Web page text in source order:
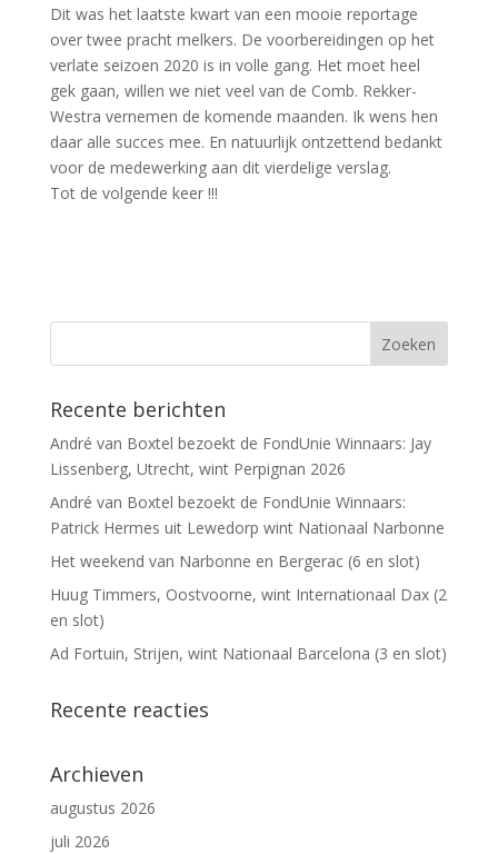
Dit was het laatste kwart van een mooie reportage
over twee pracht melkers. De voorbereidingen op het
verlate seizoen 2020 is in volle gang. Het moet heel
gek gaan, willen we niet veel van de Comb. Rekker-
Westra vernemen de komende maanden. Ik wens hen
daar alle succes mee. En natuurlijk ontzettend bedankt
voor de medewerking aan dit vierdelige verslag.
Tot de volgende keer !!!
Recente berichten
André van Boxtel bezoekt de FondUnie Winnaars: Jay
Lissenberg, Utrecht, wint Perpignan 2026
André van Boxtel bezoekt de FondUnie Winnaars:
Patrick Hermes uit Lewedorp wint Nationaal Narbonne
Het weekend van Narbonne en Bergerac (6 en slot)
Huug Timmers, Oostvoorne, wint Internationaal Dax (2
en slot)
Ad Fortuin, Strijen, wint Nationaal Barcelona (3 en slot)
Recente reacties
Archieven
augustus 2026
juli 2026